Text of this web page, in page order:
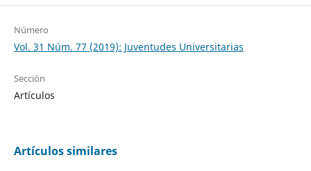
Número
Vol. 31 Núm. 77 (2019): Juventudes Universitarias
Sección
Artículos
Artículos similares